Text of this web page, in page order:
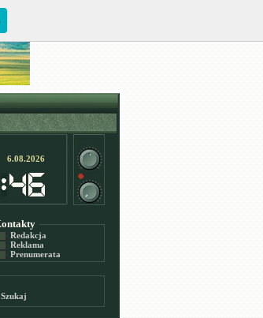
6.08.2026
Redakcja
Reklama
Prenumerata
Szukaj